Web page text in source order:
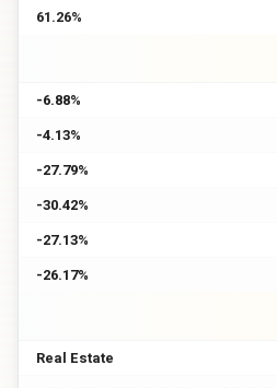
61.26%
-6.88%
-4.13%
-27.79%
-30.42%
-27.13%
-26.17%
Real Estate